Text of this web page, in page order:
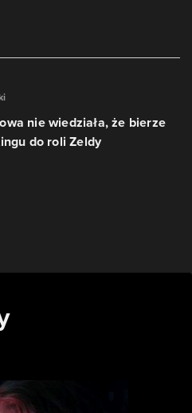
nie wiedziała, że bierze
do roli Zeldy